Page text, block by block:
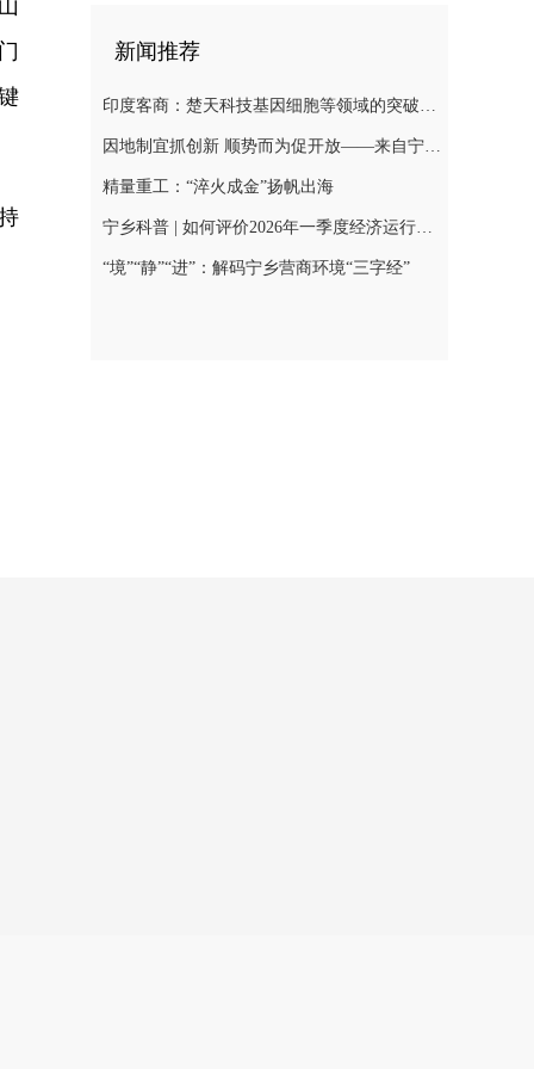
新闻推荐
印度客商：楚天科技基因细胞等领域的突破，会带来巨大合作空间
因地制宜抓创新 顺势而为促开放——来自宁乡经开区的经济观察
精量重工：“淬火成金”扬帆出海
宁乡科普 | 如何评价2026年一季度经济运行总体表现？
“境”“静”“进”：解码宁乡营商环境“三字经”